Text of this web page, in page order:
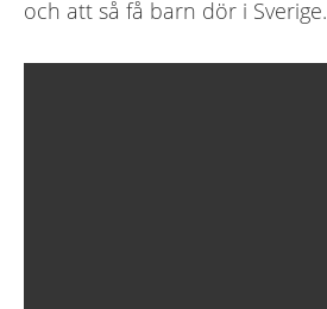
och att så få barn dör i Sverige.